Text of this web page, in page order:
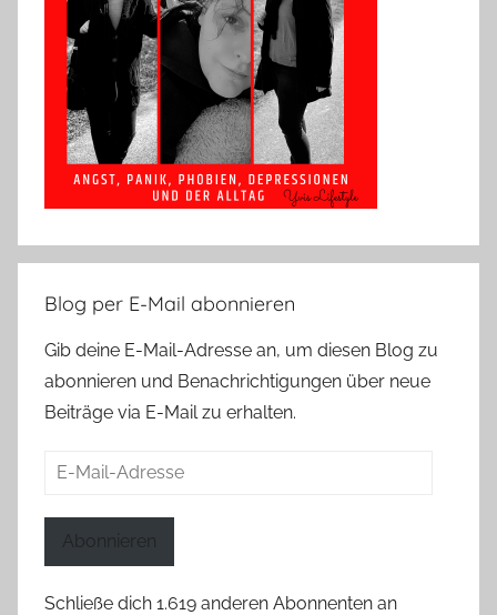
Blog per E-Mail abonnieren
Gib deine E-Mail-Adresse an, um diesen Blog zu
abonnieren und Benachrichtigungen über neue
Beiträge via E-Mail zu erhalten.
E-
Abonnieren
Schließe dich 1.619 anderen Abonnenten an